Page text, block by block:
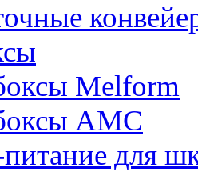
Melform
AMC
для